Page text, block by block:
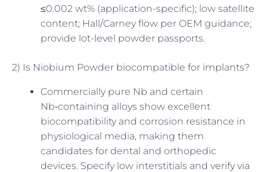
≤0.002 wt% (application-specific); low satellite
content; Hall/Carney flow per OEM guidance;
provide lot-level powder passports.
2) Is Niobium Powder biocompatible for implants?
Commercially pure Nb and certain
Nb‑containing alloys show excellent
biocompatibility and corrosion resistance in
physiological media, making them
candidates for dental and orthopedic
devices. Specify low interstitials and verify via